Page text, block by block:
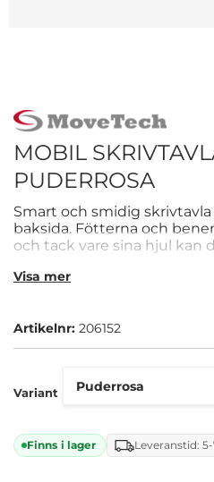
MOBIL
PUDERROSA
Smart och smidig
baksida. Fötterna och
och tack vare sina hjul kan
Visa mer
Artikelnr: 206152
Variant
Finns i lager Leveranstid: